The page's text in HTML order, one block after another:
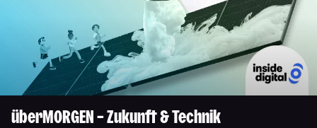
überMORGEN – Zukunft & Technik